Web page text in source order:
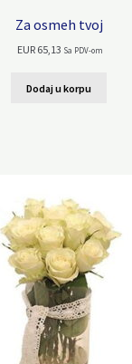
Za osmeh tvoj
EUR 65,13 Sa PDV-om
Dodaj u korpu